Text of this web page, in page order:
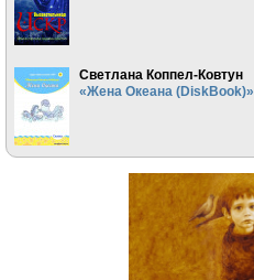
Светлана Коппел-Ковтун
«Жена Океана (DiskBook)»